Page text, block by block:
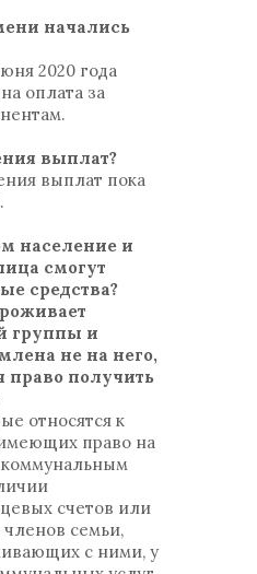
начались
2020 года
оплата за
выплат?
выплат пока
население и
смогут
средства?
группы и
не на него,
право получить
относятся к
право на
счетов или
семьи,
с ними, у